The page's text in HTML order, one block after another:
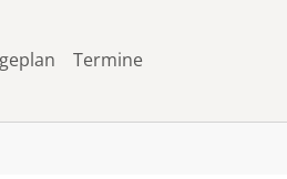
for "Schwerpunkte"
Termine